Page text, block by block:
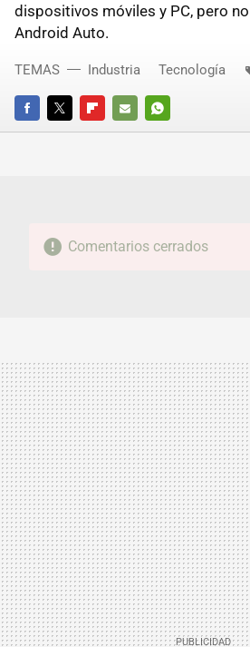
dispositivos móviles y PC, pero
Android Auto.
FACEBOOKTWITTERFLIPBOARD
E-
WHATSAPP
TEMAS Industria Tecnología
Comentarios cerrados